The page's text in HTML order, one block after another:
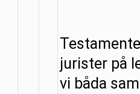
jurister på
vi båda